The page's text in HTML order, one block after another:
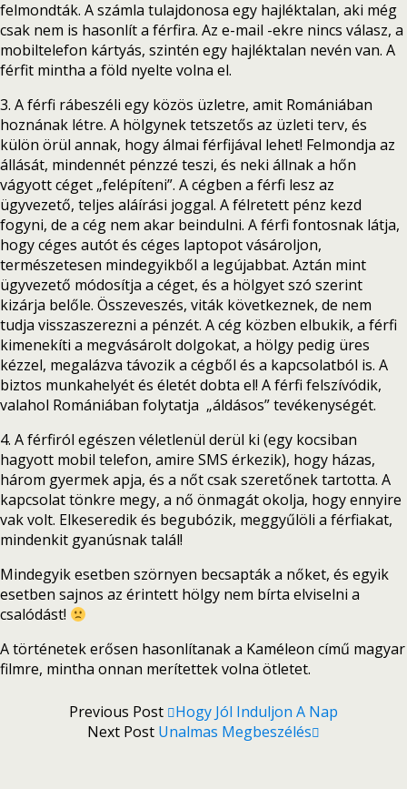
felmondták. A számla tulajdonosa egy hajléktalan, aki még
csak nem is hasonlít a férfira. Az e-mail -ekre nincs válasz, a
mobiltelefon kártyás, szintén egy hajléktalan nevén van. A
férfit mintha a föld nyelte volna el.
3. A férfi rábeszéli egy közös üzletre, amit Romániában
hoznának létre. A hölgynek tetszetős az üzleti terv, és
külön örül annak, hogy álmai férfijával lehet! Felmondja az
állását, mindennét pénzzé teszi, és neki állnak a hőn
vágyott céget „felépíteni”. A cégben a férfi lesz az
ügyvezető, teljes aláírási joggal. A félretett pénz kezd
fogyni, de a cég nem akar beindulni. A férfi fontosnak látja,
hogy céges autót és céges laptopot vásároljon,
természetesen mindegyikből a legújabbat. Aztán mint
ügyvezető módosítja a céget, és a hölgyet szó szerint
kizárja belőle. Összeveszés, viták következnek, de nem
tudja visszaszerezni a pénzét. A cég közben elbukik, a férfi
kimenekíti a megvásárolt dolgokat, a hölgy pedig üres
kézzel, megalázva távozik a cégből és a kapcsolatból is. A
biztos munkahelyét és életét dobta el! A férfi felszívódik,
valahol Romániában folytatja „áldásos” tevékenységét.
4. A férfiról egészen véletlenül derül ki (egy kocsiban
hagyott mobil telefon, amire SMS érkezik), hogy házas,
három gyermek apja, és a nőt csak szeretőnek tartotta. A
kapcsolat tönkre megy, a nő önmagát okolja, hogy ennyire
vak volt. Elkeseredik és begubózik, meggyűlöli a férfiakat,
mindenkit gyanúsnak talál!
Mindegyik esetben szörnyen becsapták a nőket, és egyik
esetben sajnos az érintett hölgy nem bírta elviselni a
csalódást!
A történetek erősen hasonlítanak a Kaméleon című magyar
filmre, mintha onnan merítettek volna ötletet.
Previous Post
Hogy Jól Induljon A Nap
Next Post Unalmas Megbeszélés